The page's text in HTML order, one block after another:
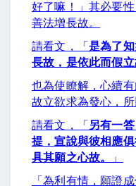
好了嘛！」其必要
善法增長故。
請看文，「 是為了
長故，是依此而假立
也為使瞭解，心續
故立欲求為發心，所
請看文，「 另有一
提，宣說與彼相應
具其願之心故。
」
「為利有情，願證